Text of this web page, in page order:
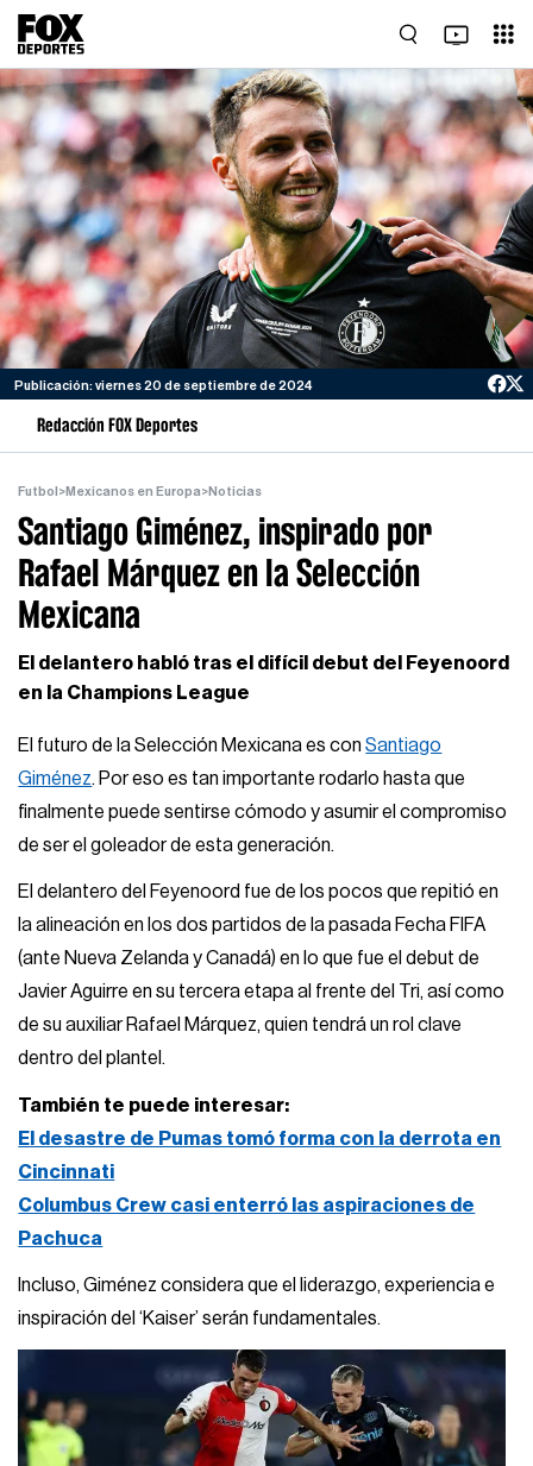
Publicación: viernes 20 de septiembre de 2024
Redacción FOX Deportes
Futbol >Mexicanos en Europa>Noticias
Santiago Giménez, inspirado por
Rafael Márquez en la Selección
Mexicana
El delantero habló tras el difícil debut del Feyenoord
en la Champions League
El futuro de la Selección Mexicana es conSantiago
Giménez. Por eso es tan importante rodarlo hasta que
finalmente puede sentirse cómodo y asumir el compromiso
de ser el goleador de esta generación.
El delantero del Feyenoord fue de los pocos que repitió en
la alineación en los dos partidos de la pasada Fecha FIFA
(ante Nueva Zelanda y Canadá) en lo que fue el debut de
Javier Aguirre en su tercera etapa al frente del Tri, así como
de su auxiliar Rafael Márquez, quien tendrá un rol clave
dentro del plantel.
También te puede interesar:
El desastre de Pumas tomó forma con la derrota en
Cincinnati
Columbus Crew casi enterró las aspiraciones de
Pachuca
Incluso, Giménez considera que el liderazgo, experiencia e
inspiración del ‘Kaiser’ serán fundamentales.